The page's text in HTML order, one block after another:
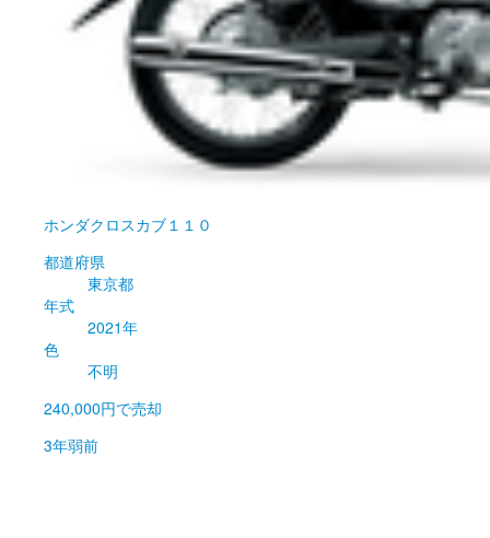
ホンダクロスカブ１１０
都道府県
東京都
年式
2021年
色
不明
240,000円で売却
3年弱前